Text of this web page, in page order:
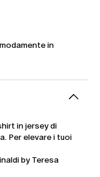
in
in jersey di
Per elevare i tuoi
by Teresa